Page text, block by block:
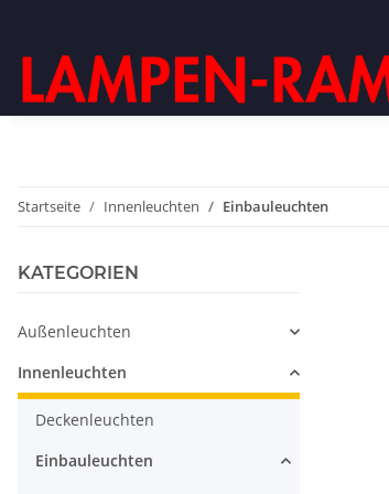
Startseite Innenleuchten Einbauleuchten
KATEGORIEN
Außenleuchten
Innenleuchten
Deckenleuchten
Einbauleuchten